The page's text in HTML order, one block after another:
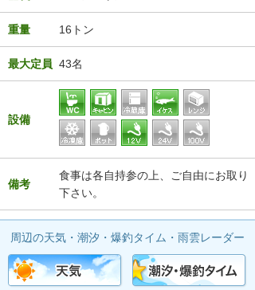
重量 16トン
最大定員 43名
設備
備考
食事は各自持参の上、ご自由にお取り
下さい。
周辺の天気・潮汐・爆釣タイム・雨雲レーダー